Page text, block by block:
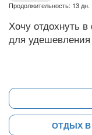
Продолжительность: 13 дн.
Хочу отдохнуть
для
ОТДЫХ В